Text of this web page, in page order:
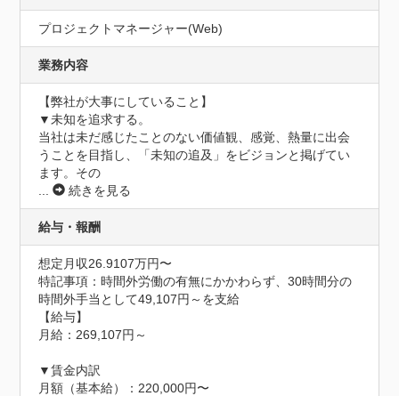
プロジェクトマネージャー(Web)
業務内容
【弊社が大事にしていること】
▼未知を追求する。
当社は未だ感じたことのない価値観、感覚、熱量に出会
うことを目指し、「未知の追及」をビジョンと掲げてい
ます。その
...
続きを見る
給与・報酬
想定月収26.9107万円〜
特記事項：時間外労働の有無にかかわらず、30時間分の
時間外手当として49,107円～を支給
【給与】
月給：269,107円～
▼賃金内訳
月額（基本給）：220,000円〜